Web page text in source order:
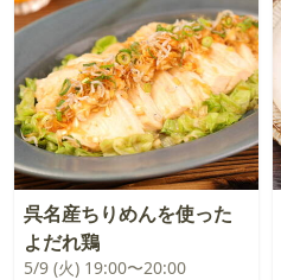
呉名産ちりめんを使った
よだれ鶏
5/9 (火) 19:00〜20:00